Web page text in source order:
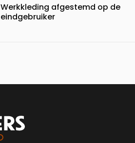
Werkkleding afgestemd op de
eindgebruiker